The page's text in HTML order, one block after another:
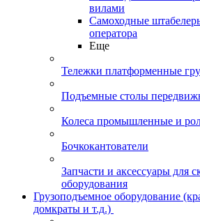
вилами
Самоходные
оператора
Еще
Тележки платформенные
Подъемные столы
Колеса промышленные и
Бочкокантователи
Запчасти и аксессуары для
оборудования
Грузоподъемное оборудование
домкраты и т.д.)